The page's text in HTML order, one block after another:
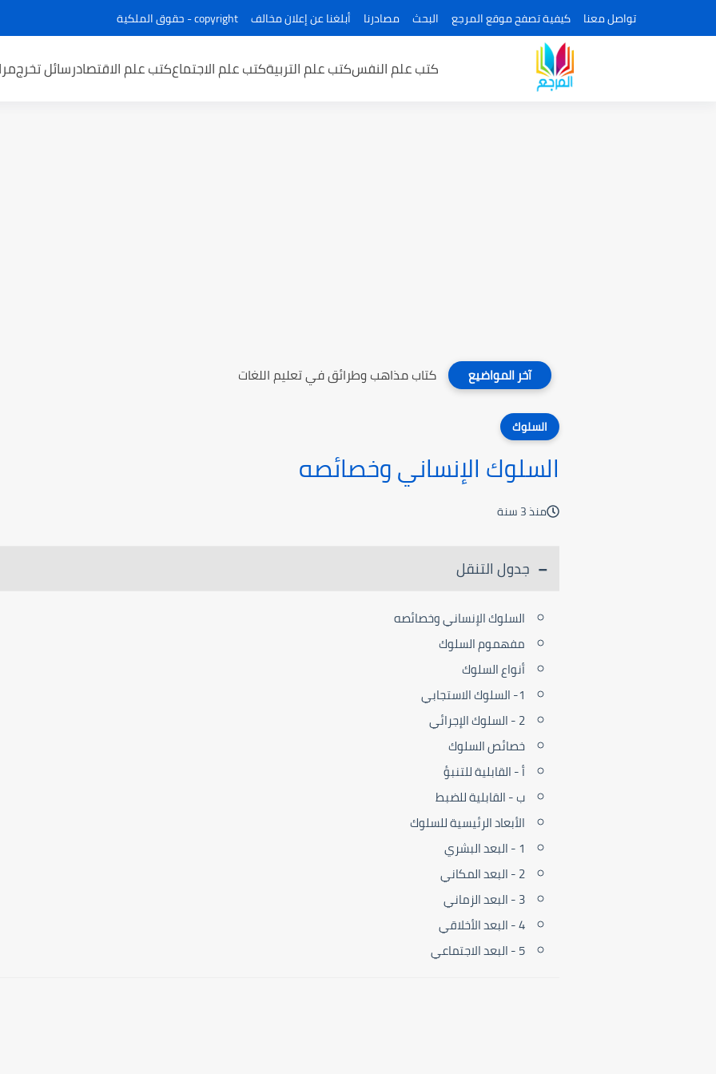
تواصل معنا كيفية تصفح موقع المرجع البحث مصادرنا أبلغنا عن إعلان مخالف copyright - حقوق الملكية
كتب علم النفسكتب علم التربيةكتب علم الاجتماعكتب علم الاقتصادرسائل تخرج
آخر المواضيع كتاب مذاهب وطرائق في تعليم اللغات
السلوك
السلوك الإنساني وخصائصه
منذ 3 سنة
جدول التنقل
السلوك الإنساني وخصائصه
مفهموم السلوك
أنواع السلوك
1- السلوك الاستجابي
2 - السلوك الإجرائي
خصائص السلوك
أ - القابلية للتنبؤ
ب - القابلية للضبط
الأبعاد الرئيسية للسلوك
1 - البعد البشري
2 - البعد المكاني
3 - البعد الزماني
4 - البعد الأخلاقي
5 - البعد الاجتماعي